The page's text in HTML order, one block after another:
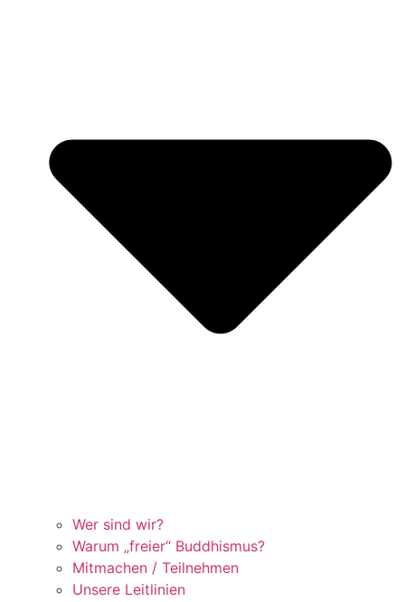
Wer sind wir?
Warum „freier“ Buddhismus?
Mitmachen / Teilnehmen
Unsere Leitlinien